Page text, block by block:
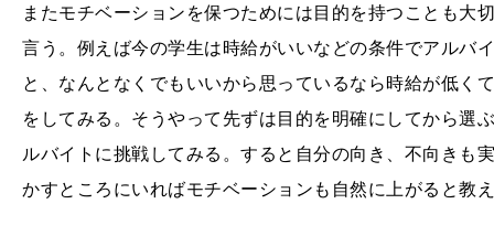
またモチベーションを保つためには目的を持つことも大
言う。例えば今の学生は時給がいいなどの条件でアルバ
と、なんとなくでもいいから思っているなら時給が低く
をしてみる。そうやって先ずは目的を明確にしてから選
ルバイトに挑戦してみる。すると自分の向き、不向きも
かすところにいればモチベーションも自然に上がると教